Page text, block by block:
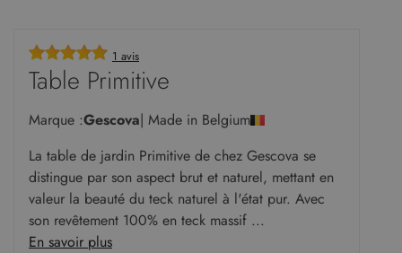
1 avis
Table Primitive
Marque :Gescova| Made in Belgium
La table de jardin Primitive de chez Gescova se
distingue par son aspect brut et naturel, mettant en
valeur la beauté du teck naturel à l'état pur. Avec
son revêtement 100% en teck massif ...
En savoir plus